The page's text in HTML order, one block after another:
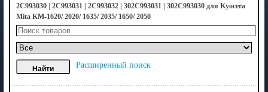
2C993030 | 2C993031 | 2C993032 | 302C993031 | 302C993030 для Kyocera
Mita KM-1620/ 2020/ 1635/ 2035/ 1650/ 2050
Расширенный поиск